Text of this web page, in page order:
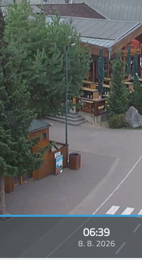
06:39
8. 8. 2026